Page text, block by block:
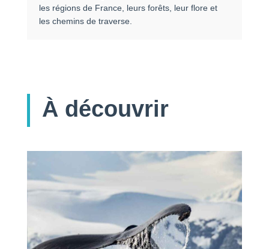
les régions de France, leurs forêts, leur flore et
les chemins de traverse.
À découvrir